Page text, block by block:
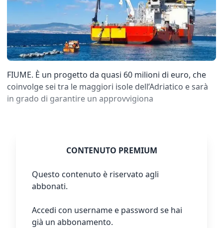
FIUME. È un progetto da quasi 60 milioni di euro, che
coinvolge sei tra le maggiori isole dell’Adriatico e sarà
in grado di garantire un approvvigiona
CONTENUTO PREMIUM
Questo contenuto è riservato agli
abbonati.
Accedi con username e password se hai
già un abbonamento.